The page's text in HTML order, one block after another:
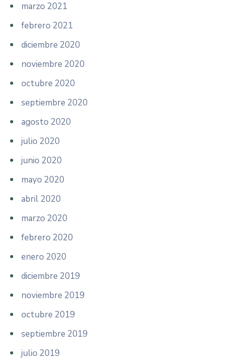
marzo 2021
febrero 2021
diciembre 2020
noviembre 2020
octubre 2020
septiembre 2020
agosto 2020
julio 2020
junio 2020
mayo 2020
abril 2020
marzo 2020
febrero 2020
enero 2020
diciembre 2019
noviembre 2019
octubre 2019
septiembre 2019
julio 2019